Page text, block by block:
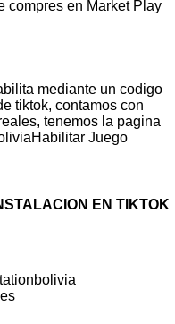
compres en Market Play
mediante un codigo
tiktok, contamos con
tenemos la pagina
Juego
EN TIKTOK